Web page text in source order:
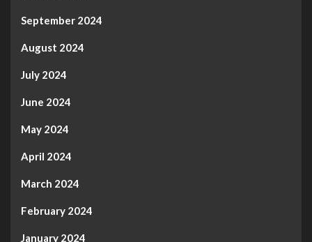
September 2024
August 2024
July 2024
June 2024
May 2024
April 2024
March 2024
February 2024
January 2024